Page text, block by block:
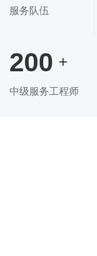
服务队伍
200 +
中级服务工程师